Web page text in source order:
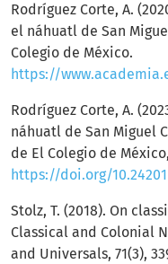
Rodríguez Corte, A.
el náhuatl de San
Colegio de México.
https://www.academia.edu/97022636/
Rodríguez Corte, A.
náhuatl de San Miguel
de El Colegio de
https://doi.org/
Stolz, T. (2018). On
Classical and Colonial
and Universals, 71(3),